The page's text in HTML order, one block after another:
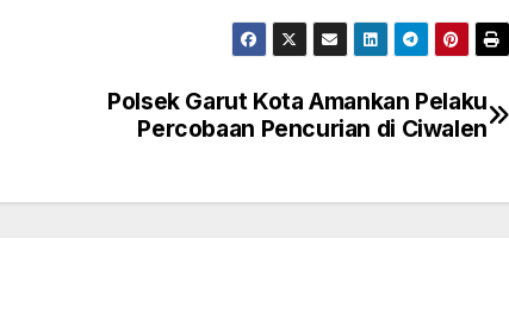
Polsek Garut Kota Amankan Pelaku
Percobaan Pencurian di Ciwalen